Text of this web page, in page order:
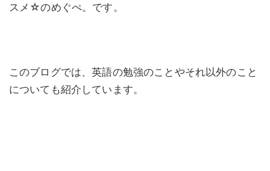
スメ☆のめぐぺ。です。
このブログでは、英語の勉強のことやそれ以外のこと
についても紹介しています。